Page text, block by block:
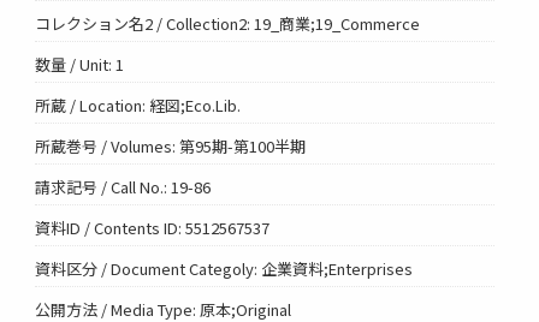
コレクション名2 / Collection2: 19_商業;19_Commerce
数量 / Unit: 1
所蔵 / Location: 経図;Eco.Lib.
所蔵巻号 / Volumes: 第95期-第100半期
請求記号 / Call No.: 19-86
資料ID / Contents ID: 5512567537
資料区分 / Document Categoly: 企業資料;Enterprises
公開方法 / Media Type: 原本;Original